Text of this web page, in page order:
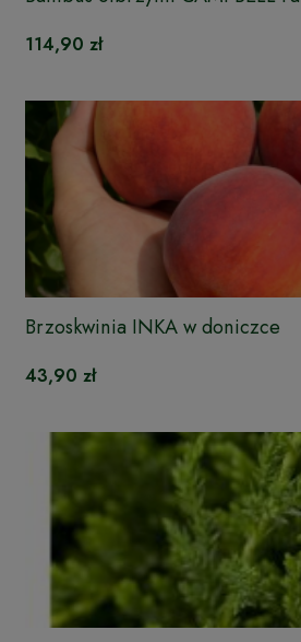
114,90 zł
Brzoskwinia INKA w doniczce
43,90 zł